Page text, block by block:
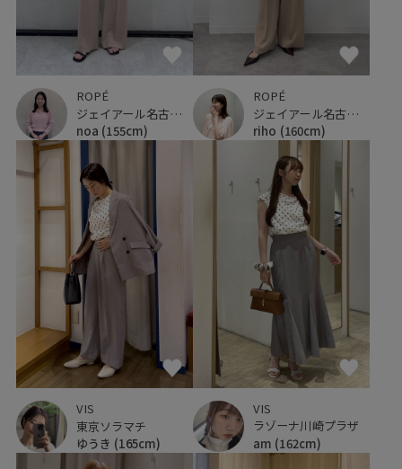
ROPÉ
ジェイアール名古屋タカシマヤ
noa (155cm)
ROPÉ
ジェイアール名古屋タカシマヤ
riho (160cm)
VIS
東京ソラマチ
ゆうき (165cm)
VIS
ラゾーナ川崎プラザ
am (162cm)